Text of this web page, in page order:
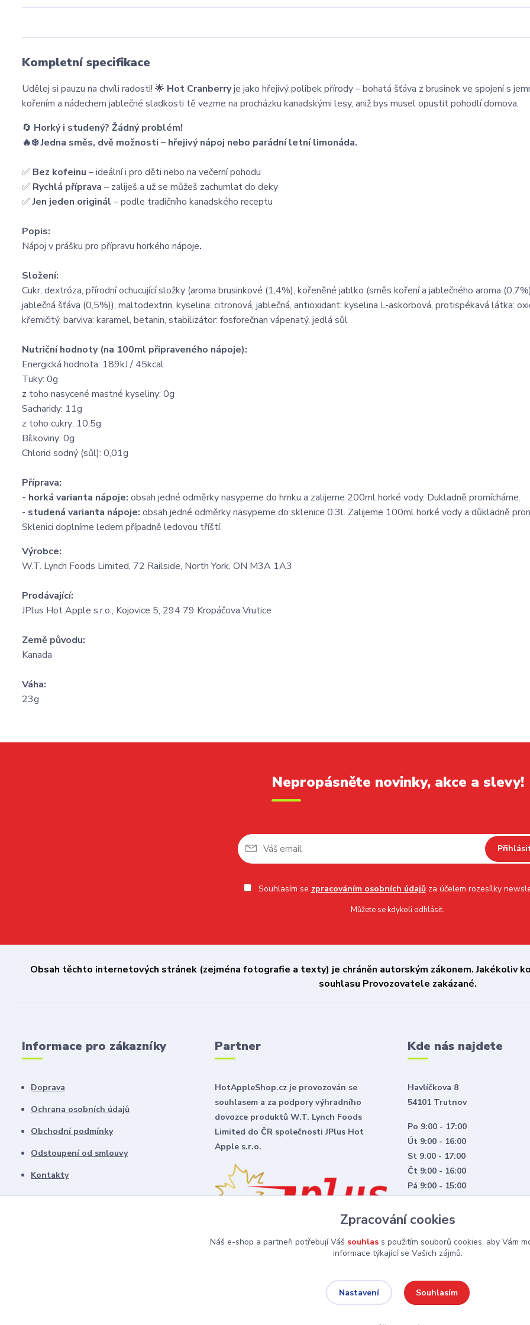
Kompletní specifikace
Udělej si pauzu na chvíli radosti! 🌟 Hot Cranberryje jako hřejivý polibek přírody – bohatá šťáva z brusinek ve spojení s
kořením a nádechem jablečné sladkosti tě vezme na procházku kanadskými lesy, aniž bys musel opustit pohodlí domova.
🔄 Horký i studený? Žádný problém!
🔥❄️ Jedna směs, dvě možnosti – hřejivý nápoj nebo parádní letní limonáda.
✅ Bez kofeinu – ideální i pro děti nebo na večerní pohodu
✅ Rychlá příprava – zaliješ a už se můžeš zachumlat do deky
✅Jen jeden originál – podle tradičního kanadského receptu
Popis:
Nápoj v prášku pro přípravu horkého nápoje.
Složení:
Cukr, dextróza, přírodní ochucující složky (aroma brusinkové (1,4%), kořeněné jablko (směs koření a jablečného aroma
jablečná šťáva (0,5%)), maltodextrin, kyselina: citronová, jablečná, antioxidant: kyselina L-askorbová, protispékavá látka:
křemičitý, barviva: karamel, betanin, stabilizátor: fosforečnan vápenatý, jedlá sůl
Nutriční hodnoty (na 100ml připraveného nápoje):
Energická hodnota: 189kJ / 45kcal
Tuky: 0g
z toho nasycené mastné kyseliny: 0g
Sacharidy: 11g
z toho cukry: 10,5g
Bílkoviny: 0g
Chlorid sodný (sůl): 0,01g
Příprava:
- horká varianta nápoje: obsah jedné odměrky nasypeme do hrnku a zalijeme 200ml horké vody. Dukladně promícháme.
- studená varianta nápoje: obsah jedné odměrky nasypeme do sklenice 0.3l. Zalijeme 100ml horké vody a důkladně
Sklenici doplníme ledem případně ledovou tříští.
Výrobce:
W.T. Lynch Foods Limited, 72 Railside, North York, ON M3A 1A3
Prodávající:
JPlus Hot Apple s.r.o., Kojovice 5, 294 79 Kropáčova Vrutice
Země původu:
Kanada
Váha:
23g
Nepropásněte novinky, akce a slevy!
Souhlasím se zpracováním osobních údajůza účelem rozesílky
Můžete se kdykoli odhlásit.
Obsah těchto internetových stránek (zejména fotografie a texty) je chráněn autorským zákonem. Jakékoliv
souhlasu Provozovatele zakázané.
Informace pro zákazníky
Doprava
Ochrana osobních údajů
Obchodní podmínky
Odstoupení od smlouvy
Kontakty
Partner
HotAppleShop.cz je provozován se
souhlasem a za podpory výhradního
dovozce produktů W.T. Lynch Foods
Limited do ČR společnosti JPlus Hot
Apple s.r.o.
Kde nás najdete
Havlíčkova 8
54101 Trutnov
Po 9:00 - 17:00
Út 9:00 - 16:00
St 9:00 - 17:00
Čt 9:00 - 16:00
Pá 9:00 - 15:00
Upravit sběr cookies.
Zpracování cookies
Náš e-shop a partneři potřebují Váš souhlass použitím souborů cookies, aby Vám
informace týkající se Vašich zájmů.
Nastavení Souhlasím